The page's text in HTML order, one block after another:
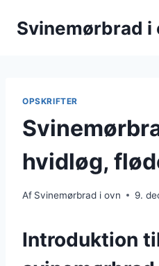
Svinemørbrad i
OPSKRIFTER
hvidløg,
Af Svinemørbrad i ovn 9.
Introduktion